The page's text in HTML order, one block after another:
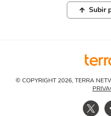
Subir
© COPYRIGHT 2026, TERRA